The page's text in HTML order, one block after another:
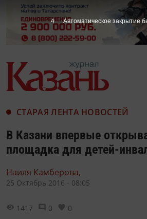
СТАРАЯ ЛЕНТА НОВОСТЕЙ
В Казани впервые
площадка для детей-
Наиля Камберова,
25 Октябрь 2016 - 08:05
1417 0 0
3 Автоматическое закрытие